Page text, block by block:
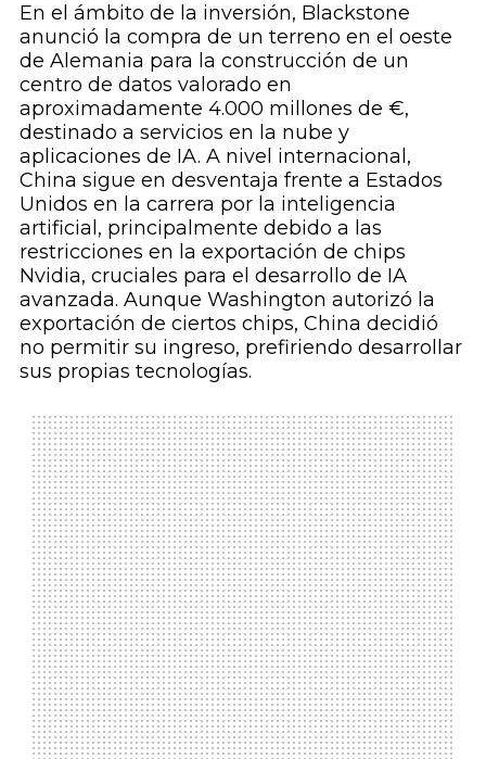
En el ámbito de la inversión, Blackstone
anunció la compra de un terreno en el oeste
de Alemania para la construcción de un
centro de datos valorado en
aproximadamente 4.000 millones de €,
destinado a servicios en la nube y
aplicaciones de IA. A nivel internacional,
China sigue en desventaja frente a Estados
Unidos en la carrera por la inteligencia
artificial, principalmente debido a las
restricciones en la exportación de chips
Nvidia, cruciales para el desarrollo de IA
avanzada. Aunque Washington autorizó la
exportación de ciertos chips, China decidió
no permitir su ingreso, prefiriendo desarrollar
sus propias tecnologías.